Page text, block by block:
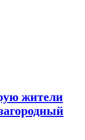
жители